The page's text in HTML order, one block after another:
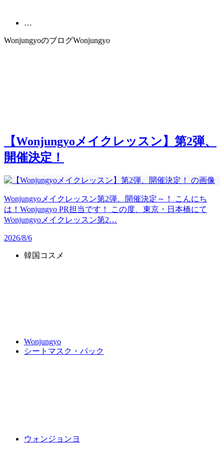
…
WonjungyoのブログWonjungyo
【Wonjungyoメイクレッスン】第2弾、
開催決定！
Wonjungyoメイクレッスン第2弾、開催決定～！ こんにち
は！Wonjungyo PR担当です！ この度、東京・日本橋にて
Wonjungyoメイクレッスン第2…
2026/8/6
韓国コスメ
Wonjungyo
シートマスク・パック
ウォンジョンヨ